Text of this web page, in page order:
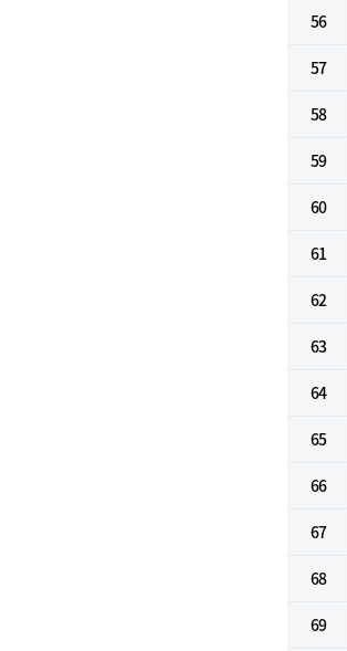
56
57
58
59
60
61
62
63
64
65
66
67
68
69